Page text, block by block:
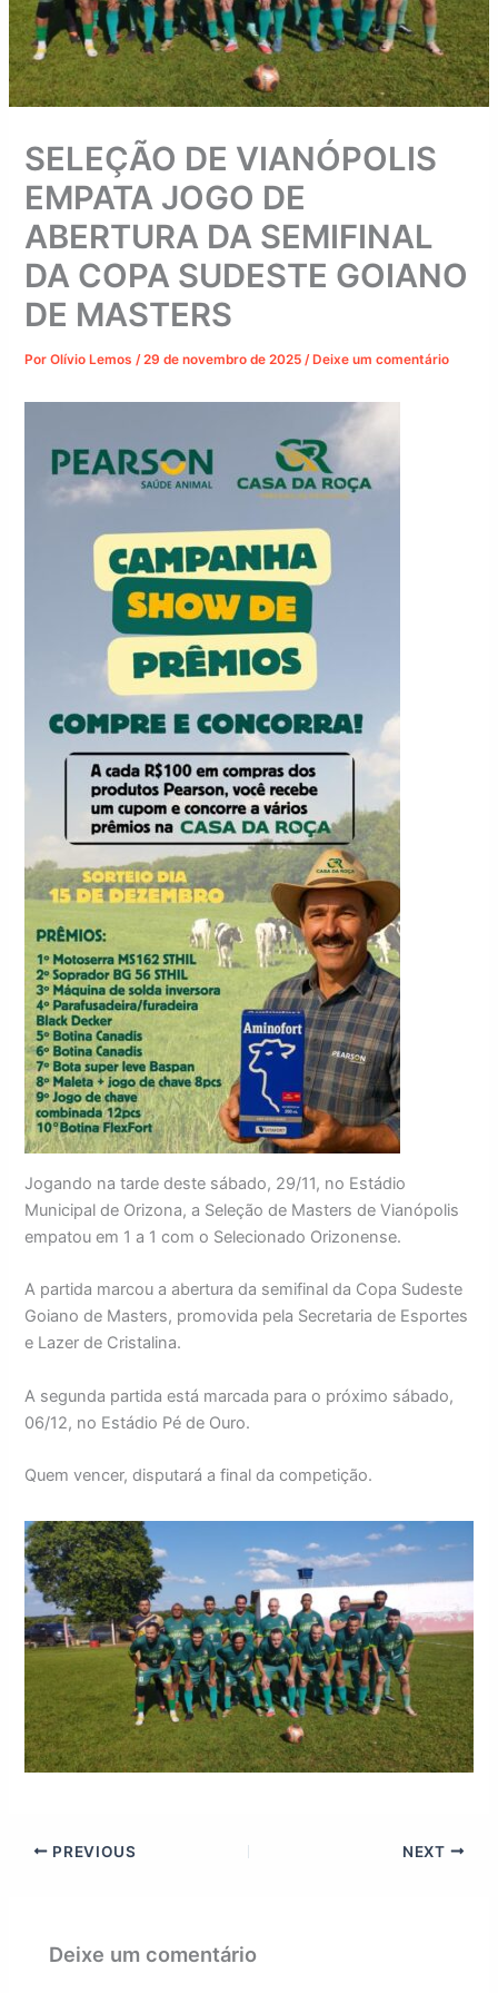
SELEÇÃO DE VIANÓPOLIS
EMPATA JOGO DE
ABERTURA DA SEMIFINAL
DA COPA SUDESTE GOIANO
DE MASTERS
PorOlívio Lemos/29 de novembro de 2025/ Deixe um comentário
Jogando na tarde deste sábado, 29/11, no Estádio
Municipal de Orizona, a Seleção de Masters de Vianópolis
empatou em 1 a 1 com o Selecionado Orizonense.
A partida marcou a abertura da semifinal da Copa Sudeste
Goiano de Masters, promovida pela Secretaria de Esportes
e Lazer de Cristalina.
A segunda partida está marcada para o próximo sábado,
06/12, no Estádio Pé de Ouro.
Quem vencer, disputará a final da competição.
PREVIOUS NEXT
Deixe um comentário